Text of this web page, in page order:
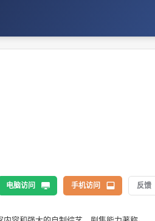
电脑访问 手机访问 反馈